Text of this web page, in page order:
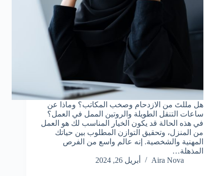
هل مللتَ من الازدحام وصخب المكاتب؟ وماذا عن
ساعات التنقل الطويلة والروتين الممل في العمل؟
في هذه الحالة قد يكون الخيار المناسب لك هو العمل
من المنزل، وتحقيق التوازن المطلوب بين حياتك
المهنية والشخصية. إنه عالم واسع من الفرص
المذهلة…
Aira Nova
أبريل 26, 2024